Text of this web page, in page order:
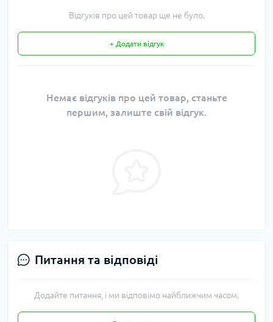
Відгуків про цей товар ще не було.
+ Додати відгук
Немає відгуків про цей товар, станьте
першим, залиште свій відгук.
Питання та відповіді
Додайте питання, і ми відповімо найближчим часом.